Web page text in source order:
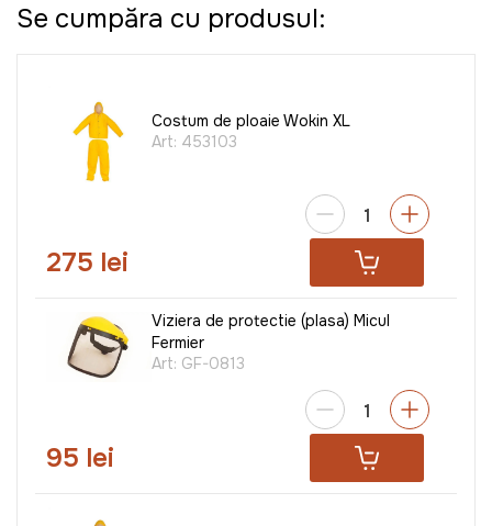
Se cumpăra cu produsul:
Costum de ploaie Wokin XL
Art: 453103
275 lei
Viziera de protectie (plasa) Micul
Fermier
Art: GF-0813
95 lei